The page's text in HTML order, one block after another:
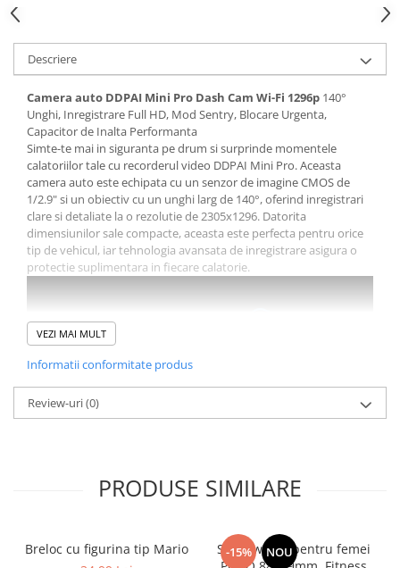
Descriere
Camera auto DDPAI Mini Pro Dash Cam Wi-Fi 1296p 140°
Unghi, Inregistrare Full HD, Mod Sentry, Blocare Urgenta,
Capacitor de Inalta Performanta
Simte-te mai in siguranta pe drum si surprinde momentele
calatoriilor tale cu recorderul video DDPAI Mini Pro. Aceasta
camera auto este echipata cu un senzor de imagine CMOS de
1/2.9" si un obiectiv cu un unghi larg de 140°, oferind inregistrari
clare si detaliate la o rezolutie de 2305x1296. Datorita
dimensiunilor sale compacte, aceasta este perfecta pentru orice
tip de vehicul, iar tehnologia avansata de inregistrare asigura o
protectie suplimentara in fiecare calatorie.
datorita rezolutiei UHD de 2304x1296p. Cu un unghi larg de 140°
si un senzor CMOS de 1/2.9", camera captureaza imagini
VEZI MAI MULT
Informatii conformitate produs
Review-uri(0)
PRODUSE SIMILARE
Breloc cu figurina tip Mario
-15% NOU
Smartwatch pentru femei